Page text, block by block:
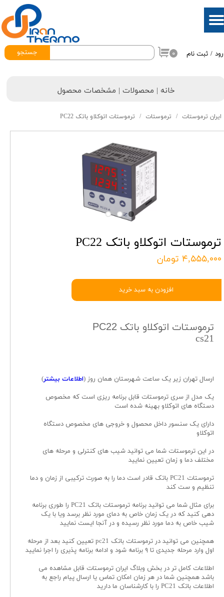
/ ثبت نام
حساب کاربری من
خروج از حساب کاربری
جستجو ۰
خانه | محصولات | مشخصات محصول
ایران ترموستات ترموستات ترموستات اتوکلاو باتک PC22
ترموستات اتوکلاو باتک PC22
۴,۵۵۵,۰۰۰ تومان
افزودن به سبد خرید
ترموستات اتوکلاو باتک PC22
cs21
ارسال تهران زیر یک ساعت شهرستان همان روز (اطلاعات بیشتر)
یک مدل از سری ترموستات قابل برنامه ریزی است که مخصوص
دستگاه های اتوکلاو بهینه شده است
دارای یک سنسور داخل محصول و خروجی های مخصوص دستگاه
اتوکلاو
در این ترموستات شما می توانید شیب های کنترلی و مرحله های
مختلف دما و زمان تعیین نمایید
ترموستات PC21 باتک قادر است دما را به صورت ترکیبی از زمان و دما
تنظیم و ست کند
برای مثال شما می توانید برنامه ترموستات باتک PC21 را طوری برنامه
دهی کنید که در یک زمان خاص به دمای مورد نظر برسد ویا با یک
شیب خاص به دما مورد نظر رسیده و در آنجا ایست نمایید
همچنین می توانید در ترموستات باتک pc21 تعیین کنید بعد از مرحله
اول وارد مرحله جدیدی تا ۹ برنامه شود و ادامه برنامه پذیری را اجرا نمایید
اطلاعات کامل تر در بخش وبلاگ ایران ترموستات قابل مشاهده می
باشد همچنین شما در هر زمان امکان تماس یا ارسال پیام راجع به
اطلاعات باتک PC21 را با کارشناسان ما دارید